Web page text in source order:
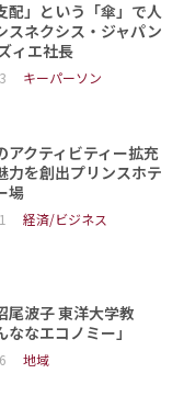
」という「傘」で人
ネクシス・ジャパン
ィエ社長
キーパーソン
アクティビティー拡充
を創出プリンスホテ
場
経済/ビジネス
波子 東洋大学教
なエコノミー」
地域